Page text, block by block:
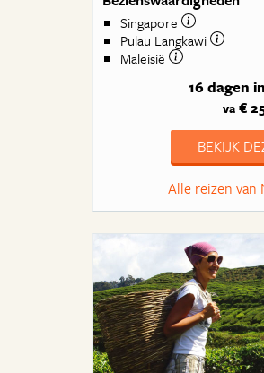
Singapore
Pulau Langkawi
Maleisië
16 dagen
va €
BEKIJK
Alle reizen van